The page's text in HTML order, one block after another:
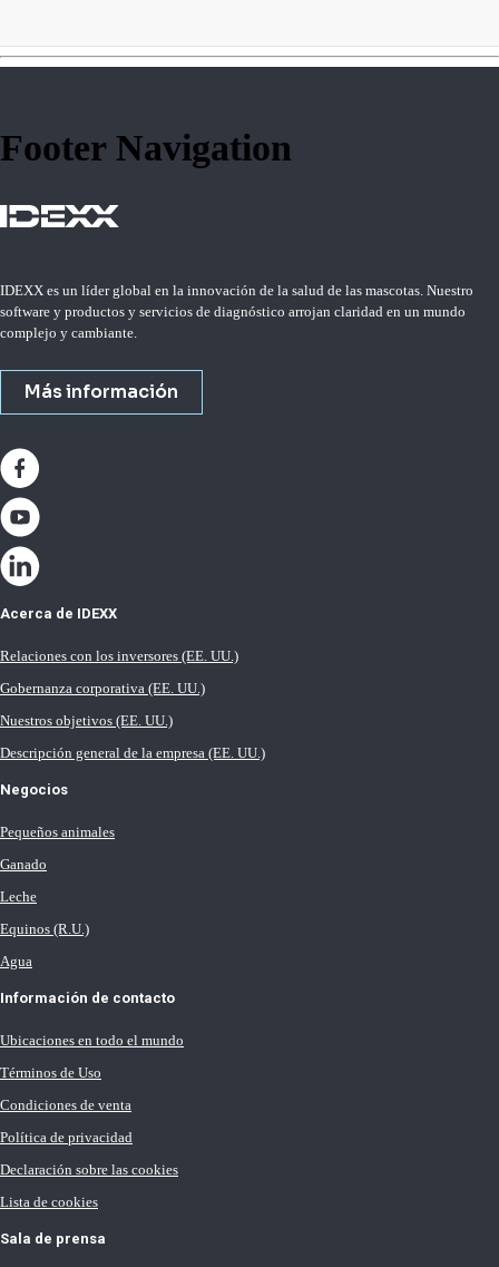
Footer Navigation
IDEXX es un líder global en la innovación de la salud de las mascotas. Nuestro
software y productos y servicios de diagnóstico arrojan claridad en un mundo
complejo y cambiante.
Más información
Acerca de IDEXX
Relaciones con los inversores (EE. UU.)
Gobernanza corporativa (EE. UU.)
Nuestros objetivos (EE. UU.)
Descripción general de la empresa (EE. UU.)
Negocios
Pequeños animales
Ganado
Leche
Equinos (R.U.)
Agua
Información de contacto
Ubicaciones en todo el mundo
Términos de Uso
Condiciones de venta
Política de privacidad
Declaración sobre las cookies
Lista de cookies
Sala de prensa